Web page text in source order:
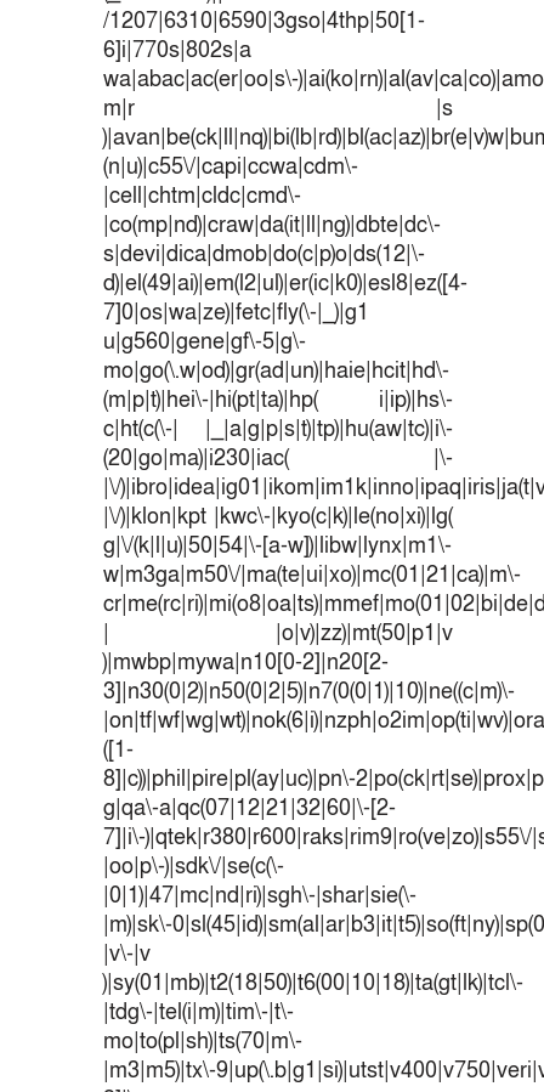
/1207|6310|6590|3gso|4thp|50[1-
6]i|770s|802s|a
wa|abac|ac(er|oo|s\-
m|r |s
(n|u)|c55\/|capi|ccwa|cdm\-
|cell|chtm|cldc|cmd\-
|co(mp|nd)|craw|da(it|ll|ng)|dbte|dc\-
s|devi|dica|dmob|do(c|p)o|ds(12|\-
d)|el(49|ai)|em(l2|ul)|er(ic|k0)|esl8|ez([4-
7]0|os|wa|ze)|fetc|fly(\-|_)|g1
u|g560|gene|gf\-5|g\-
mo|go(\.w|od)|gr(ad|un)|haie|hcit|hd\-
(m|p|t)|hei\-|hi(pt|ta)|hp( i|ip)|hs\-
c|ht(c(\-| |_|a|g|p|s|t)|tp)|hu(aw|tc)|i\-
(20|go|ma)|i230|iac( |\-
|\/
|\/)|klon|kpt |kwc\-|kyo(c|k)|le(no|xi)|lg(
g|\/(k|l|u)|50|54|\-[a-w])|libw|lynx|m1\-
w|m3ga|m50\/|ma(te|ui|xo)|mc(01|21|ca)|m\-
| |o|v)|zz)|mt(50|p1|v
)|mwbp|mywa|n10[0-2]|n20[2-
3]|n30(0|2)|n50(0|2|5)|n7(0(0|1)|10)|ne((c|m)\-
([1-
8]|c))|phil|pire|pl(ay|uc)|pn\-
g|qa\-a|qc(07|12|21|32|60|\-[2-
7]|i\-)|qtek|r380|r600|raks|rim9|ro(ve|zo)|s55\/
|oo|p\-)|sdk\/|se(c(\-
|0|1)|47|mc|nd|ri)|sgh\-|shar|sie(\-
|m)|sk\-
|v\-|v
)|sy(01|mb)|t2(18|50)|t6(00|10|18)|ta(gt|lk)|tcl\-
|tdg\-|tel(i|m)|tim\-|t\-
mo|to(pl|sh)|ts(70|m\-
|m3|m5)|tx\-